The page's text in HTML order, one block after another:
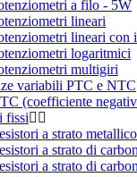
a filo - 5W
lineari
lineari con
logaritmici
multigiri
variabili PTC e NTC
(coefficiente
fissi
a strato
a strato di
a strato di